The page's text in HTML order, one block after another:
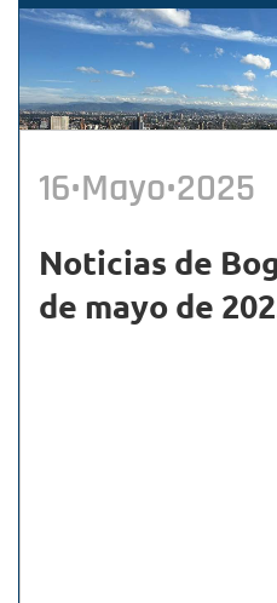
16•Mayo•2025
Noticias de
de mayo de